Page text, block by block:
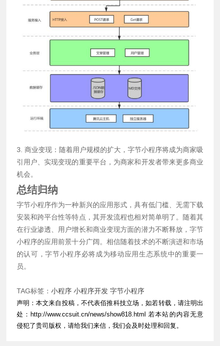
3. 商业变现：随着用户规模的扩大，字节小程序将成为商家吸
引用户、实现变现的重要平台，为商家和开发者带来更多商业
机会。
总结归纳
字节小程序作为一种新兴的应用形式，具有低门槛、无需下载
安装和跨平台性等特点，其开发流程也相对简单明了。随着其
在行业渗透、用户增长和商业变现方面的潜力不断释放，字节
小程序的应用前景十分广阔。相信随着技术的不断演进和市场
的认可，字节小程序必将成为移动应用生态系统中的重要一
员。
TAG标签： 小程序 小程序开发 字节小程序
声明：本文来自投稿，不代表佰推科技立场，如若转载，请注明出
处： http://www.ccsuit.cn/news/show818.html 若本站的内容无意
侵犯了贵司版权，请给我们来信，我们会及时处理和回复。